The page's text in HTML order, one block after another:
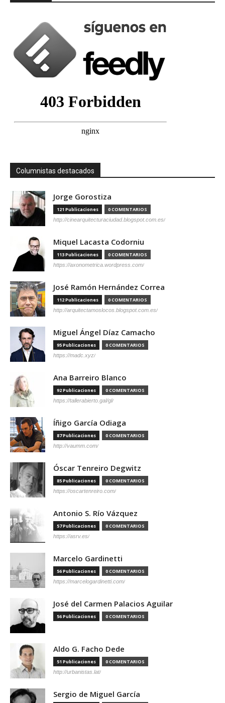
Columnistas destacados
Jorge Gorostiza
121 Publicaciones 0 COMENTARIOS
http://cinearquitecturaciudad.blogspot.com.es/
Miquel Lacasta Codorniu
113 Publicaciones 0 COMENTARIOS
https://axonometrica.wordpress.com/
José Ramón Hernández Correa
112 Publicaciones 0 COMENTARIOS
http://arquitectamoslocos.blogspot.com.es/
Miguel Ángel Díaz Camacho
95 Publicaciones 0 COMENTARIOS
https://madc.xyz/
Ana Barreiro Blanco
92 Publicaciones 0 COMENTARIOS
https://tallerabierto.gal/gl/
Íñigo García Odiaga
87 Publicaciones 0 COMENTARIOS
http://vaumm.com/
Óscar Tenreiro Degwitz
85 Publicaciones 0 COMENTARIOS
https://oscartenreiro.com/
Antonio S. Río Vázquez
57 Publicaciones 0 COMENTARIOS
https://asrv.es/
Marcelo Gardinetti
56 Publicaciones 0 COMENTARIOS
https://marcelogardinetti.com/
José del Carmen Palacios Aguilar
56 Publicaciones 0 COMENTARIOS
Aldo G. Facho Dede
51 Publicaciones 0 COMENTARIOS
http://urbanistas.lat/
Sergio de Miguel García